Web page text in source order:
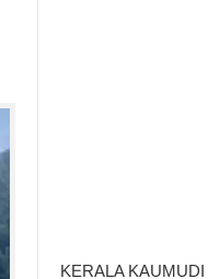
KERALA KAUMUDI